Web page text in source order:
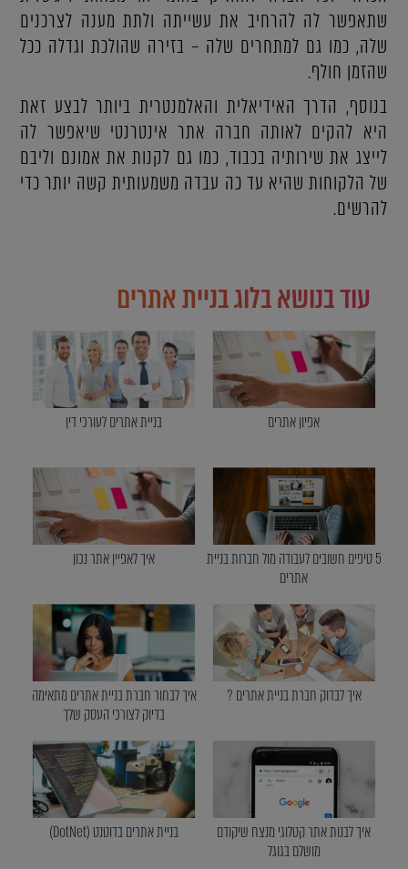
שתאפשר לה להרחיב את עשייתה ולתת מענה לצרכנים
שלה, כמו גם למתחרים שלה – בזירה שהולכת וגדלה ככל
שהזמן חולף.
בנוסף, הדרך האידיאלית והאלמנטרית ביותר לבצע זאת
היא להקים לאותה חברה אתר אינטרנטי שיאפשר לה
לייצג את שירותיה בכבוד, כמו גם לקנות את אמונם וליבם
של הלקוחות שהיא עד כה עבדה משמעותית קשה יותר כדי
להרשים.
עוד בנושא בלוג בניית אתרים
אפיון אתרים בניית אתרים לעורכי דין
5 טיפים חשובים לעבודה מול חברות בניית
אתרים
איך לאפיין אתר נכון
איך לבדוק חברת בניית אתרים ?
איך לבחור חברת בניית אתרים מתאימה
בדיוק לצורכי העסק שלך
איך לבנות אתר קטלוגי מנצח שיקודם
מושלם בגוגל
בניית אתרים בדוטנט (DotNet)